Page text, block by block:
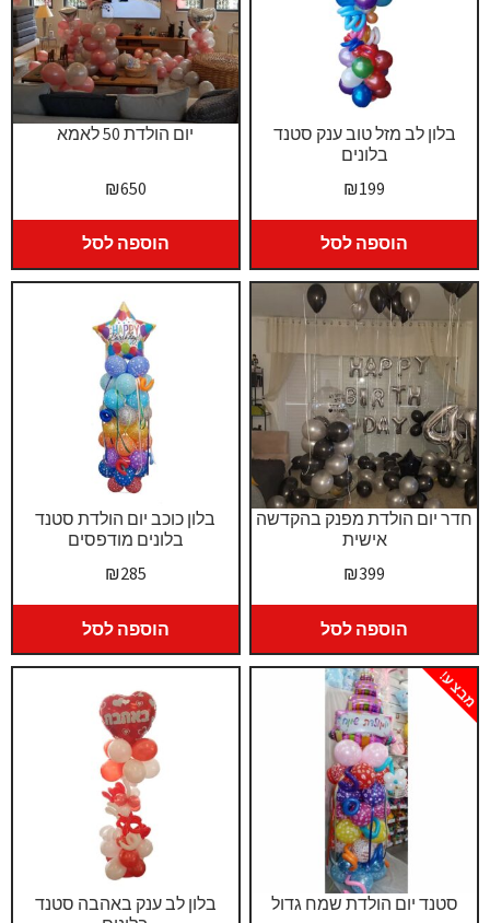
יום הולדת 50 לאמא
₪650
הוספה לסל
בלון לב מזל טוב ענק סטנד
בלונים
₪199
הוספה לסל
בלון כוכב יום הולדת סטנד
בלונים מודפסים
₪285
הוספה לסל
חדר יום הולדת מפנק בהקדשה
אישית
₪399
הוספה לסל
בלון לב ענק באהבה סטנד
סטנד יום הולדת שמח גדול
מבצע!